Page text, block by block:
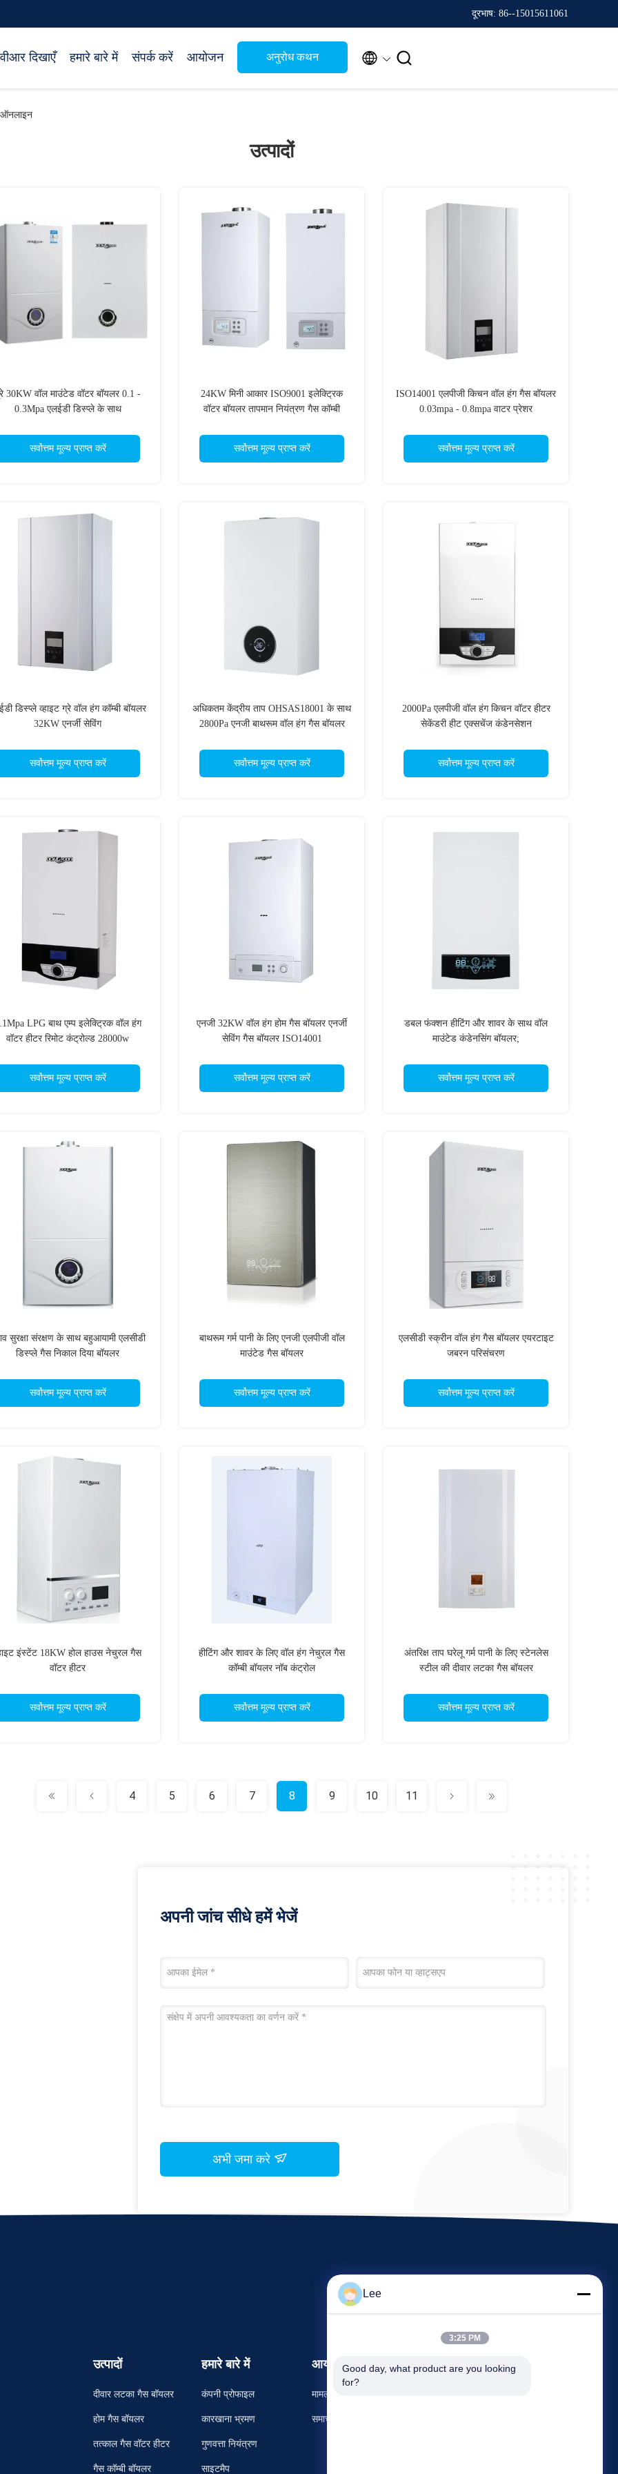
दूरभाष: 86--15015611061
वीआर दिखाएँ हमारे बारे में संपर्क करें आयोजन अनुरोध कथन  
ऑनलाइन
उत्पादों
30KW वॉल माउंटेड वॉटर बॉयलर 0.1 -
0.3Mpa एलईडी डिस्प्ले के साथ
सर्वोत्तम मूल्य प्राप्त करें
24KW मिनी आकार ISO9001 इलेक्ट्रिक
वॉटर बॉयलर तापमान नियंत्रण गैस कॉम्बी
सर्वोत्तम मूल्य प्राप्त करें
ISO14001 एलपीजी किचन वॉल हंग गैस बॉयलर
0.03mpa - 0.8mpa वाटर प्रेशर
सर्वोत्तम मूल्य प्राप्त करें
डिस्प्ले व्हाइट ग्रे वॉल हंग कॉम्बी बॉयलर
32KW एनर्जी सेविंग
सर्वोत्तम मूल्य प्राप्त करें
अधिकतम केंद्रीय ताप OHSAS18001 के साथ
2800Pa एनजी बाथरूम वॉल हंग गैस बॉयलर
सर्वोत्तम मूल्य प्राप्त करें
2000Pa एलपीजी वॉल हंग किचन वॉटर हीटर
सेकेंडरी हीट एक्सचेंज कंडेनसेशन
सर्वोत्तम मूल्य प्राप्त करें
LPG बाथ एम्प इलेक्ट्रिक वॉल हंग
वॉटर हीटर रिमोट कंट्रोल्ड 28000w
सर्वोत्तम मूल्य प्राप्त करें
एनजी 32KW वॉल हंग होम गैस बॉयलर एनर्जी
सेविंग गैस बॉयलर ISO14001
सर्वोत्तम मूल्य प्राप्त करें
डबल फंक्शन हीटिंग और शावर के साथ वॉल
माउंटेड कंडेनसिंग बॉयलर;
सर्वोत्तम मूल्य प्राप्त करें
सुरक्षा संरक्षण के साथ बहुआयामी एलसीडी
डिस्प्ले गैस निकाल दिया बॉयलर
सर्वोत्तम मूल्य प्राप्त करें
बाथरूम गर्म पानी के लिए एनजी एलपीजी वॉल
माउंटेड गैस बॉयलर
सर्वोत्तम मूल्य प्राप्त करें
एलसीडी स्क्रीन वॉल हंग गैस बॉयलर एयरटाइट
जबरन परिसंचरण
सर्वोत्तम मूल्य प्राप्त करें
इंस्टेंट 18KW होल हाउस नेचुरल गैस
वॉटर हीटर
सर्वोत्तम मूल्य प्राप्त करें
हीटिंग और शावर के लिए वॉल हंग नेचुरल गैस
कॉम्बी बॉयलर नॉब कंट्रोल
सर्वोत्तम मूल्य प्राप्त करें
अंतरिक्ष ताप घरेलू गर्म पानी के लिए स्टेनलेस
स्टील की दीवार लटका गैस बॉयलर
सर्वोत्तम मूल्य प्राप्त करें
4 5 6 7 8 9 10 11
अपनी जांच सीधे हमें भेजें
अभी जमा करे
उत्पादों
दीवार लटका गैस बॉयलर
होम गैस बॉयलर
तत्काल गैस वॉटर हीटर
गैस कॉम्बी बॉयलर
हमारे बारे में
कंपनी प्रोफाइल
कारखाना भ्रमण
गुणवत्ता नियंत्रण
साइटमैप
आयोजन
मामलों
समाचार
अनुरोध कथन
Lee
3:25 PM
Good day, what product are you looking
for?